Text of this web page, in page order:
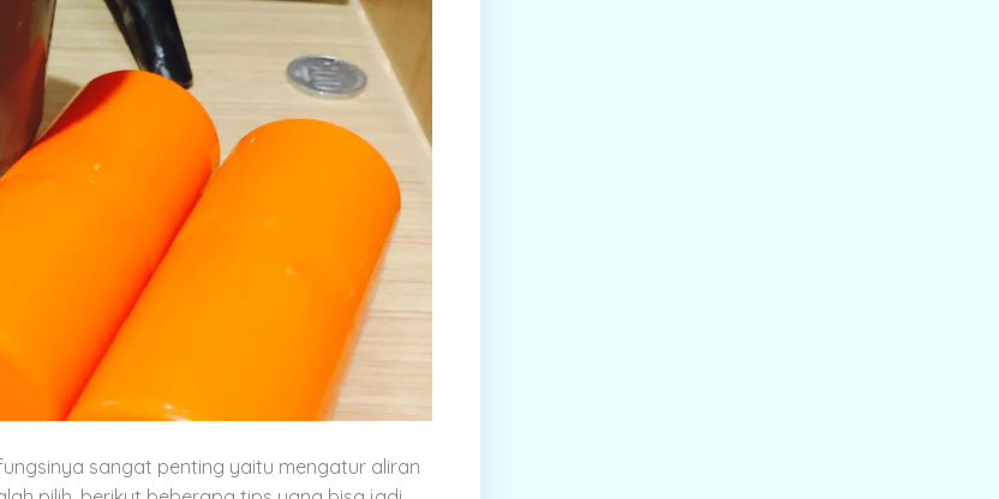
sangat penting yaitu mengatur aliran